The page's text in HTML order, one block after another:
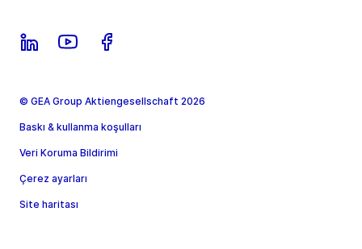
© GEA Group Aktiengesellschaft 2026
Baskı & kullanma koşulları
Veri Koruma Bildirimi
Çerez ayarları
Site haritası